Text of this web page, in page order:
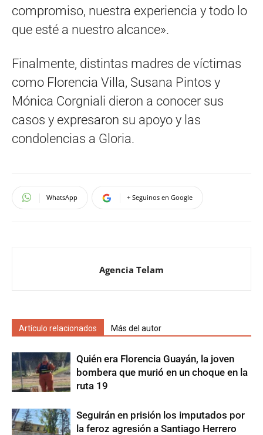
compromiso, nuestra experiencia y todo lo
que esté a nuestro alcance».
Finalmente, distintas madres de víctimas
como Florencia Villa, Susana Pintos y
Mónica Corgniali dieron a conocer sus
casos y expresaron su apoyo y las
condolencias a Gloria.
WhatsApp + Seguinos en Google
Agencia Telam
Artículo relacionados Más del autor
Quién era Florencia Guayán, la joven
bombera que murió en un choque en la
ruta 19
Seguirán en prisión los imputados por
la feroz agresión a Santiago Herrero